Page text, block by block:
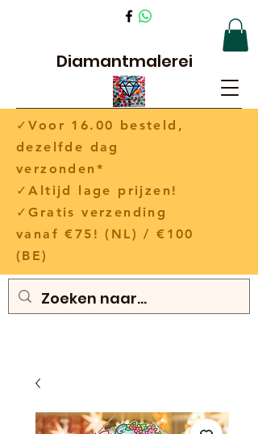
Diamantmalerei
✓Voor 16.00 besteld,
dezelfde dag
verzonden*
✓Altijd lage prijzen!
✓Gratis verzending
vanaf €75! (NL) / €100
(BE)